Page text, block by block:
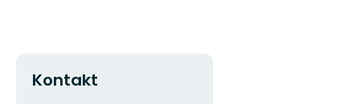
Kontakt